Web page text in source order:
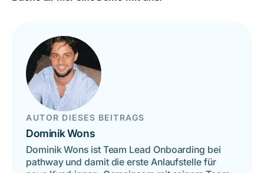
AUTOR DIESES BEITRAGS
Dominik Wons
Dominik Wons ist Team Lead Onboarding bei
pathway und damit die erste Anlaufstelle für